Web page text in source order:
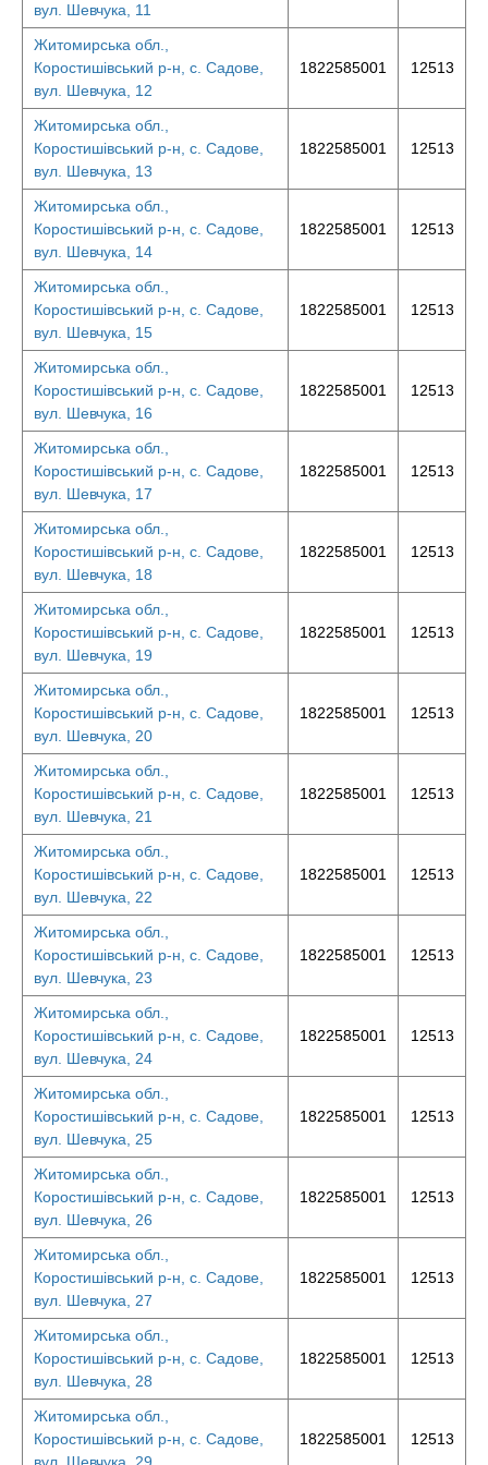
вул. Шевчука, 11
Житомирська обл.,
Коростишівський р-н, с. Садове,
вул. Шевчука, 12
1822585001 12513
Житомирська обл.,
Коростишівський р-н, с. Садове,
вул. Шевчука, 13
1822585001 12513
Житомирська обл.,
Коростишівський р-н, с. Садове,
вул. Шевчука, 14
1822585001 12513
Житомирська обл.,
Коростишівський р-н, с. Садове,
вул. Шевчука, 15
1822585001 12513
Житомирська обл.,
Коростишівський р-н, с. Садове,
вул. Шевчука, 16
1822585001 12513
Житомирська обл.,
Коростишівський р-н, с. Садове,
вул. Шевчука, 17
1822585001 12513
Житомирська обл.,
Коростишівський р-н, с. Садове,
вул. Шевчука, 18
1822585001 12513
Житомирська обл.,
Коростишівський р-н, с. Садове,
вул. Шевчука, 19
1822585001 12513
Житомирська обл.,
Коростишівський р-н, с. Садове,
вул. Шевчука, 20
1822585001 12513
Житомирська обл.,
Коростишівський р-н, с. Садове,
вул. Шевчука, 21
1822585001 12513
Житомирська обл.,
Коростишівський р-н, с. Садове,
вул. Шевчука, 22
1822585001 12513
Житомирська обл.,
Коростишівський р-н, с. Садове,
вул. Шевчука, 23
1822585001 12513
Житомирська обл.,
Коростишівський р-н, с. Садове,
вул. Шевчука, 24
1822585001 12513
Житомирська обл.,
Коростишівський р-н, с. Садове,
вул. Шевчука, 25
1822585001 12513
Житомирська обл.,
Коростишівський р-н, с. Садове,
вул. Шевчука, 26
1822585001 12513
Житомирська обл.,
Коростишівський р-н, с. Садове,
вул. Шевчука, 27
1822585001 12513
Житомирська обл.,
Коростишівський р-н, с. Садове,
вул. Шевчука, 28
1822585001 12513
Житомирська обл.,
Коростишівський р-н, с. Садове,
1822585001 12513